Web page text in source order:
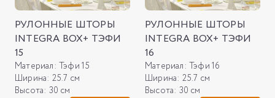
РУЛОННЫЕ ШТОРЫ
INTEGRA BOX+ ТЭФИ
15
Материал: Тэфи 15
Ширина: 25.7 см
Высота: 30 см
РУЛОННЫЕ ШТОРЫ
INTEGRA BOX+ ТЭФИ
16
Материал: Тэфи 16
Ширина: 25.7 см
Высота: 30 см